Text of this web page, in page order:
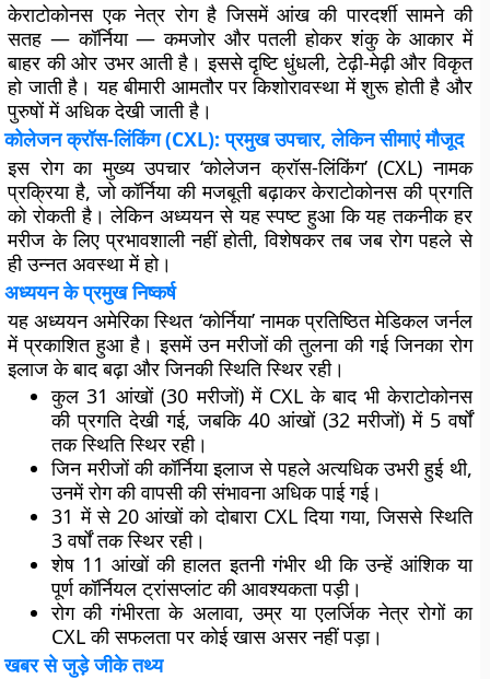
केराटोकोनस एक नेत्र रोग है जिसमें आंख की पारदर्शी सामने की
सतह — कॉर्निया — कमजोर और पतली होकर शंकु के आकार में
बाहर की ओर उभर आती है। इससे दृष्टि धुंधली, टेढ़ी-मेढ़ी और विकृत
हो जाती है। यह बीमारी आमतौर पर किशोरावस्था में शुरू होती है और
पुरुषों में अधिक देखी जाती है।
कोलेजन क्रॉस-लिंकिंग (CXL): प्रमुख उपचार, लेकिन सीमाएं मौजूद
इस रोग का मुख्य उपचार ‘कोलेजन क्रॉस-लिंकिंग’ (CXL) नामक
प्रक्रिया है, जो कॉर्निया की मजबूती बढ़ाकर केराटोकोनस की प्रगति
को रोकती है। लेकिन अध्ययन से यह स्पष्ट हुआ कि यह तकनीक हर
मरीज के लिए प्रभावशाली नहीं होती, विशेषकर तब जब रोग पहले से
ही उन्नत अवस्था में हो।
अध्ययन के प्रमुख निष्कर्ष
यह अध्ययन अमेरिका स्थित ‘कोर्निया’ नामक प्रतिष्ठित मेडिकल जर्नल
में प्रकाशित हुआ है। इसमें उन मरीजों की तुलना की गई जिनका रोग
इलाज के बाद बढ़ा और जिनकी स्थिति स्थिर रही।
कुल 31 आंखों (30 मरीजों) में CXL के बाद भी केराटोकोनस
की प्रगति देखी गई, जबकि 40 आंखों (32 मरीजों) में 5 वर्षों
तक स्थिति स्थिर रही।
जिन मरीजों की कॉर्निया इलाज से पहले अत्यधिक उभरी हुई थी,
उनमें रोग की वापसी की संभावना अधिक पाई गई।
31 में से 20 आंखों को दोबारा CXL दिया गया, जिससे स्थिति
3 वर्षों तक स्थिर रही।
शेष 11 आंखों की हालत इतनी गंभीर थी कि उन्हें आंशिक या
पूर्ण कॉर्नियल ट्रांसप्लांट की आवश्यकता पड़ी।
रोग की गंभीरता के अलावा, उम्र या एलर्जिक नेत्र रोगों का
CXL की सफलता पर कोई खास असर नहीं पड़ा।
खबर से जुड़े जीके तथ्य